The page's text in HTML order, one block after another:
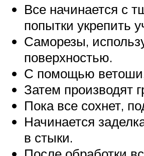
Все начинается с
попытки укрепить
Саморезы,
поверхностью.
С помощью ветоши,
Затем производят
Пока все сохнет,
Начинается
в стыки.